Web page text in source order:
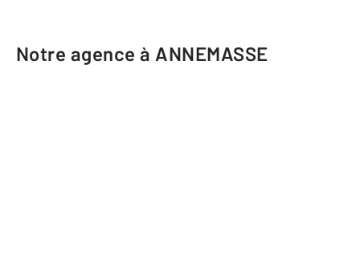
Notre agence à ANNEMASSE